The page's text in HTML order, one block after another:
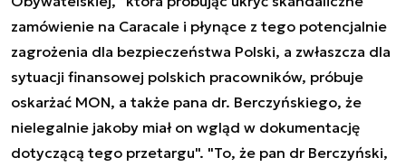
zamówienie na Caracale i płynące z tego potencjalnie
zagrożenia dla bezpieczeństwa Polski, a zwłaszcza dla
sytuacji finansowej polskich pracowników, próbuje
oskarżać MON, a także pana dr. Berczyńskiego, że
nielegalnie jakoby miał on wgląd w dokumentację
dotyczącą tego przetargu". "To, że pan dr Berczyński,